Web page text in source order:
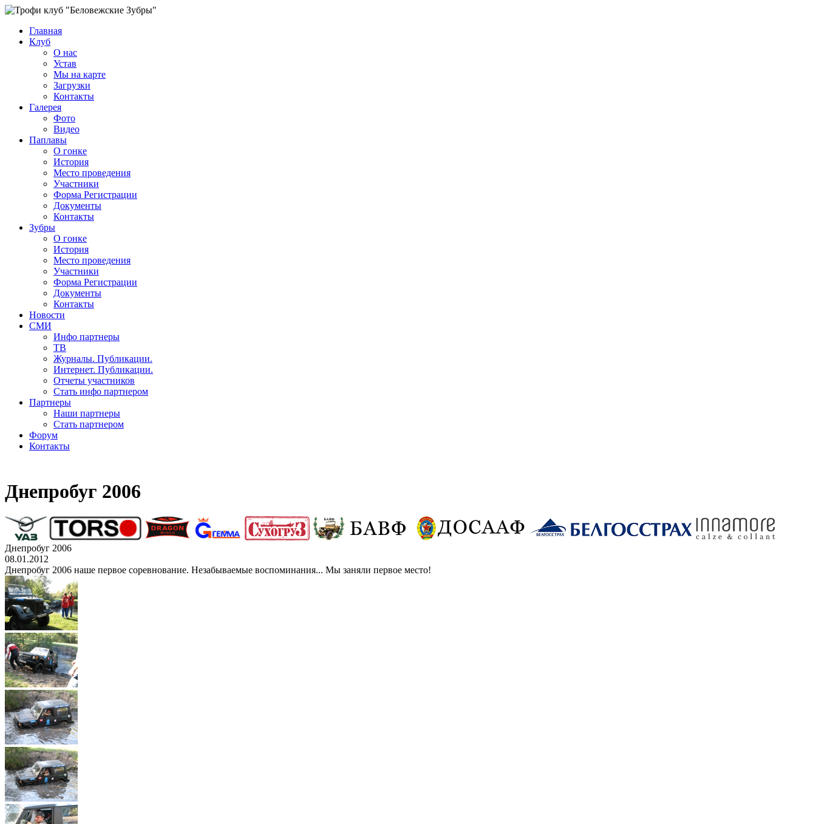
Главная
Клуб
О нас
Устав
Мы на карте
Загрузки
Контакты
Галерея
Фото
Видео
Паплавы
О гонке
История
Место проведения
Участники
Форма Регистрации
Документы
Контакты
Зубры
О гонке
История
Место проведения
Участники
Форма Регистрации
Документы
Контакты
Новости
СМИ
Инфо партнеры
ТВ
Журналы. Публикации.
Интернет. Публикации.
Отчеты участников
Стать инфо партнером
Партнеры
Наши партнеры
Стать партнером
Форум
Контакты
Днепробуг 2006
Днепробуг 2006
08.01.2012
Днепробуг 2006 наше первое соревнование. Незабываемые воспоминания... Мы заняли первое место!